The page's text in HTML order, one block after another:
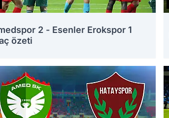
2 - Esenler Erokspor 1
özeti